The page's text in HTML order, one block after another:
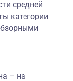
средней
категории
– на